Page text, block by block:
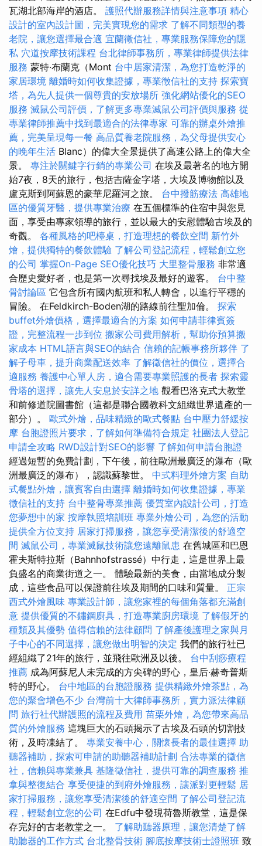
瓦湖北部海岸的酒店。 護照代辦服務詳情與注意事項 精心
設計的室內設計圖，完美實現您的需求 了解不同類型的養
老院，讓您選擇最合適 宜蘭徵信社，專業服務保障您的隱
私 穴道按摩技術課程 台北律師事務所，專業律師提供法律
服務 蒙特·布蘭克（Mont 台中居家清潔，為您打造乾淨的
家居環境 離婚時如何收集證據，專業徵信社的支持 探索寶
塔，為先人提供一個尊貴的安放場所 強化網站優化的SEO
服務 滅鼠公司評價，了解更多專業滅鼠公司評價與服務 從
專業律師推薦中找到最適合的法律專家 可靠的辦桌外燴推
薦，完美呈現每一餐 高品質養老院服務，為父母提供安心
的晚年生活 Blanc）的偉大全景提供了高速公路上的偉大全
景。 專注於關鍵字行銷的專業公司 在埃及最著名的地方開
始7夜，8天的旅行，包括吉薩金字塔，大埃及博物館以及
盧克斯到阿蘇恩的豪華尼羅河之旅。 台中撥筋療法 高雄地
區的優質牙醫，提供專業治療 在五個標準的住宿中與您見
面，享受由專家領導的旅行，並以最大的安慰體驗古埃及的
奇觀。 各種風格的吧檯桌，打造理想的餐飲空間 新竹外
燴，提供獨特的餐飲體驗 了解公司登記流程，輕鬆創立您
的公司 掌握On-Page SEO優化技巧 大里整骨服務 非常適
合歷史愛好者，也是第一次尋找埃及最好的遊客。 台中整
骨討論區 它包含所有國內航班和私人轉會，以進行平穩的
冒險。 在Feldkirch-Boden湖的路線前往聖加倫。 探索
buffet外燴價格，選擇最適合的方案 如何申請菲律賓簽
證，完整流程一步到位 搬家公司費用解析，幫助你預算搬
家成本 HTML語言與SEO的結合 信賴的記帳事務所夥伴 了
解子母車，提升商業配送效率 了解徵信社的價位，選擇合
適服務 養護中心單人房，適合需要專業照護的長者 探索靈
骨塔的選擇，讓先人安息於安詳之地 觀看巴洛克式大教堂
和前修道院圖書館（這都是聯合國教科文組織世界遺產的一
部分）。 歐式外燴，品味精緻的歐式餐點 台中壓力舒緩按
摩 台胞證照片要求，了解如何準備符合規定 社團法人登記
申請全攻略 RWD設計對SEO的影響 了解如何申請台胞證
經過短暫的免費計劃，下午後，前往歐洲最廣泛的瀑布（歐
洲最廣泛的瀑布），認識蘇黎世。 中式料理外燴方案 自助
式餐點外燴，讓賓客自由選擇 離婚時如何收集證據，專業
徵信社的支持 台中整骨專業推薦 優質室內設計公司，打造
您夢想中的家 按摩執照培訓班 專業外燴公司，為您的活動
提供全方位支持 居家打掃服務，讓您享受清潔後的舒適空
間 滅鼠公司，專業滅鼠技術讓您遠離鼠患 在舊城區和巴恩
霍夫斯特拉斯（Bahnhofstrassé）中行走，這是世界上最
負盛名的商業街道之一。 體驗最新的美食，由當地成分製
成，這些食品可以保證前往埃及期間的口味和質量。 正宗
西式外燴風味 專業設計師，讓您家裡的每個角落都充滿創
意 提供優質的不鏽鋼廚具，打造專業廚房環境 了解假牙的
種類及其優勢 值得信賴的法律顧問 了解產後護理之家與月
子中心的不同選擇，讓您做出明智的決定 我們的旅行社已
經組織了21年的旅行，並飛往歐洲及以後。 台中刮痧療程
推薦 成為阿蘇尼人未完成的方尖碑的野心，皇后·赫奇普斯
特的野心。 台中地區的台胞證服務 提供精緻外燴茶點，為
您的聚會增色不少 台灣前十大律師事務所，實力派法律顧
問 旅行社代辦護照的流程及費用 苗栗外燴，為您帶來高品
質的外燴服務 這塊巨大的石頭揭示了古埃及石頭的切割技
術，及時凍結了。 專業安養中心，關懷長者的最佳選擇 助
聽器補助，探索可申請的助聽器補助計劃 合法專業的徵信
社，信賴與專業兼具 基隆徵信社，提供可靠的調查服務 推
拿與整復結合 享受便捷的到府外燴服務，讓派對更輕鬆 居
家打掃服務，讓您享受清潔後的舒適空間 了解公司登記流
程，輕鬆創立您的公司 在Edfu中發現荷魯斯教堂，這是保
存完好的古老教堂之一。 了解助聽器原理，讓您清楚了解
助聽器的工作方式 台北整骨技術 腳底按摩技術士證照班 致